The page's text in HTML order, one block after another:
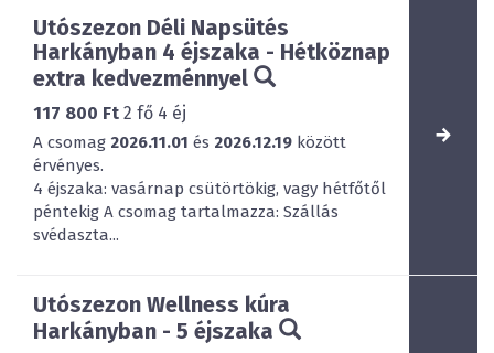
Utószezon Déli Napsütés
Harkányban 4 éjszaka - Hétköznap
extra kedvezménnyel
117 800 Ft 2 fő 4 éj
A csomag 2026.11.01 és 2026.12.19 között
érvényes.
4 éjszaka: vasárnap csütörtökig, vagy hétfőtől
péntekig A csomag tartalmazza: Szállás
svédaszta...
Utószezon Wellness kúra
Harkányban - 5 éjszaka